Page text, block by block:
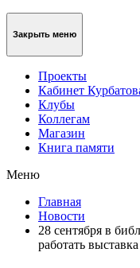
Закрыть меню
Проекты
Кабинет
Клубы
Коллегам
Магазин
Книга памяти
Меню
Главная
Новости
28 сентября в
работать